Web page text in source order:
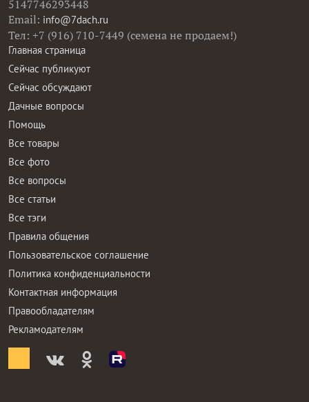
5147746293448
Email: info@7dach.ru
Тел: +7 (916) 710-7449 (семена не продаем!)
Главная страница
Сейчас публикуют
Сейчас обсуждают
Дачные вопросы
Помощь
Все товары
Все фото
Все вопросы
Все статьи
Все тэги
Правила общения
Пользовательское соглашение
Политика конфиденциальности
Контактная информация
Правообладателям
Рекламодателям